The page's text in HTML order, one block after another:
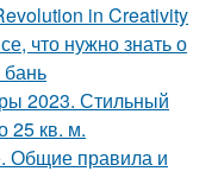
in Creativity
что нужно знать о
2023. Стильный
25 кв. м.
Общие правила и